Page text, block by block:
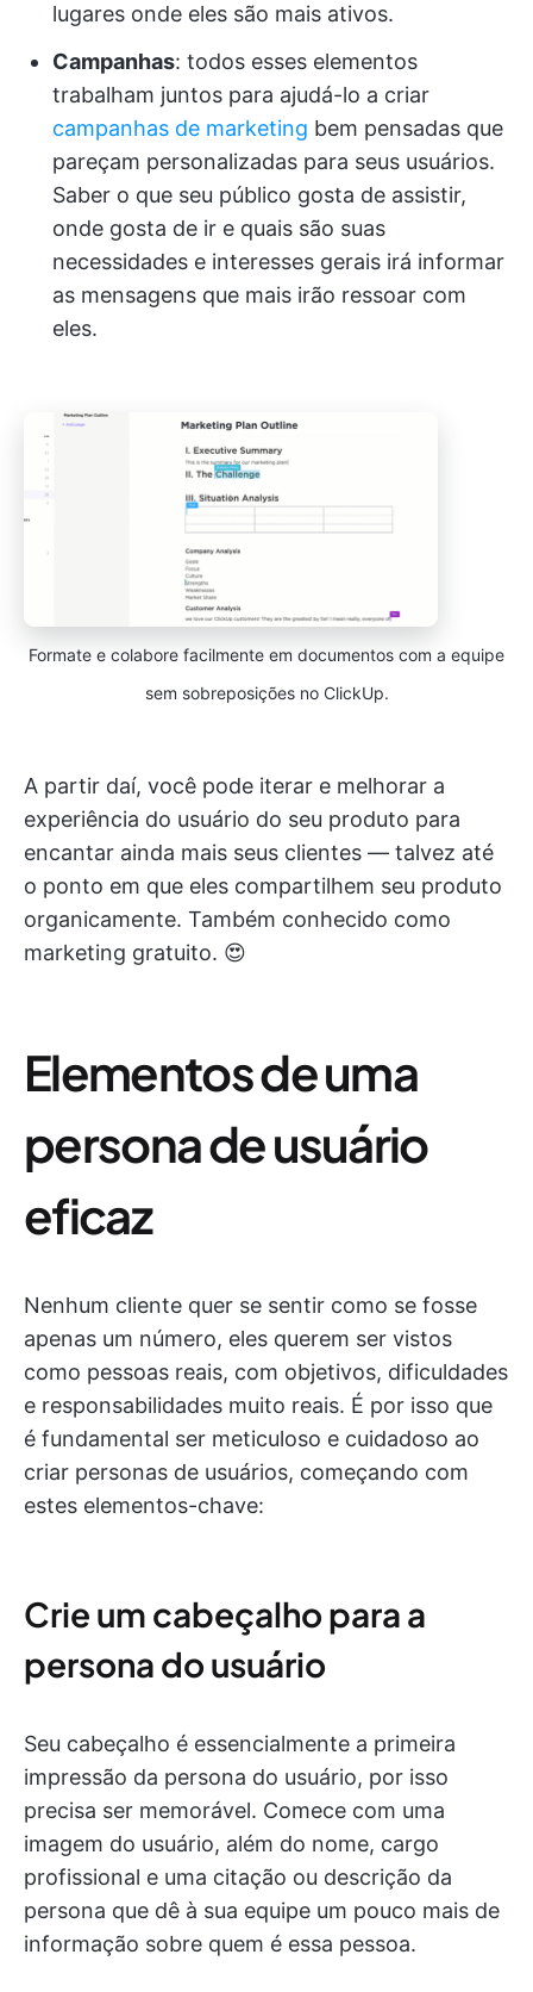
lugares onde eles são mais ativos.
Campanhas: todos esses elementos
trabalham juntos para ajudá-lo a criar
campanhas de marketing bem pensadas que
pareçam personalizadas para seus usuários.
Saber o que seu público gosta de assistir,
onde gosta de ir e quais são suas
necessidades e interesses gerais irá informar
as mensagens que mais irão ressoar com
eles.
Formate e colabore facilmente em documentos com a equipe
sem sobreposições no ClickUp.
A partir daí, você pode iterar e melhorar a
experiência do usuário do seu produto para
encantar ainda mais seus clientes — talvez até
o ponto em que eles compartilhem seu produto
organicamente. Também conhecido como
marketing gratuito. 😍
Elementos de uma
persona de usuário
eficaz
Nenhum cliente quer se sentir como se fosse
apenas um número, eles querem ser vistos
como pessoas reais, com objetivos, dificuldades
e responsabilidades muito reais. É por isso que
é fundamental ser meticuloso e cuidadoso ao
criar personas de usuários, começando com
estes elementos-chave:
Crie um cabeçalho para a
persona do usuário
Seu cabeçalho é essencialmente a primeira
impressão da persona do usuário, por isso
precisa ser memorável. Comece com uma
imagem do usuário, além do nome, cargo
profissional e uma citação ou descrição da
persona que dê à sua equipe um pouco mais de
informação sobre quem é essa pessoa.